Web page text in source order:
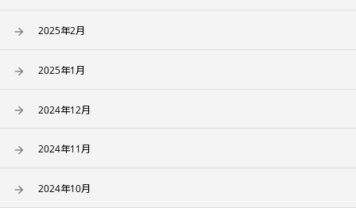
2025年2月
2025年1月
2024年12月
2024年11月
2024年10月